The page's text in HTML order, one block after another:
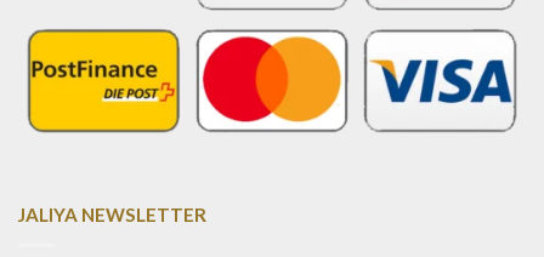
JALIYA NEWSLETTER